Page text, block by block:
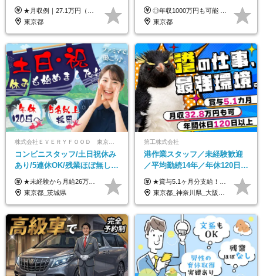
◆1勤務で2日分休み◆8割が座
り仕事◆賞与年2回
★月収例｜27.1万円（月給+残業代2.4万円+資格手当0.2万円+家族手当0.85万円） ★賞与年2回＆充実した手当あり！ ■月給23万6,500円～＋賞与年2回＋各種手当 ┗月給には職務手当19,500円、調整手当15,000円、住宅手当18,500円、契約社員手当1,500円を含みます ※試用期間4ヶ月(期間中の給与・待遇の差異はありません) ━━━━━━━━━━ 各種手当も充実！ ━━━━━━━━━━ ★家族手当 ★役付手当 ★資格手当 ★年末年始勤務手当 ★交通費支給（月5万円以内／6ヶ月分の定期代を支給） ★残業・深夜残業手当（全額支給） ━━━━━━━━━━ 給与支給日は毎月25日です ━━━━━━━━━━ 例：1月1日付入社の場合 1月25日に基本給+変動しない手当を支給 2月25日に前月分の残業手当など変動する手当を支給
東京都
支給)◆前職給与保証◆年収
1000万可◆オープニング
◎年収1000万円も可能 ◎複雑な条件やノルマは一切なし！ 頑張った分だけシンプルに還元される給与体系です。 経験者の方には「前職給与保証」をお約束します！ ■月給50万円～80万円（役職手当を含む） ★平均月収：60～70万円程度 ★「〇件以上で支給」といった複雑な条件やノルマの縛りは一切ありません。 お客様に寄り添い、利益が出た分はしっかりとあなたの給与へ還元します！ ※経験・能力を考慮のうえ決定します。 ※試用期間3ヶ月あり。その間の待遇・給与に差異はありません。 ※上記の金額は固定残業代（20時間/5万円～）含んだ金額です。 超過分は別途記載します。
東京都
株式会社ＥＶＥＲＹＦＯＯＤ 東京本社
コンビニスタッフ/土日祝休み
あり/5連休OK/残業ほぼ無し/
賞与年2回/トイレ掃除・夜勤
無し/面接1回
★未経験から月給26万円スタート！ ★毎年1回（12月）の昇給＋賞与（年2回）で給与にしっかり反映！ 月給26万円＋賞与年2回＋交通費全額支給 ※リーダー・店長昇格後は基本給2万円UP＋役職手当支給 ※経験・スキルを考慮の上、決定します ※上記金額には固定残業代（21時間分・3万7300円以上）を含みます。超過分は別途全額支給します ※試用期間3ヶ月間あり（期間中の給与・待遇に差異はありません）
東京都_茨城県
第工株式会社
港作業スタッフ／未経験歓迎
／平均勤続14年／年休120日以
上／食事手当・家族手当あり
／賞与5.1ヶ月分
★賞与5.1ヶ月分支給！ ★入社3年目・30代で年収730万円の先輩も活躍中！ ★入社1年目・20代で月収29万円の実績あり 月給：22.5万円～30.5万円＋各種手当＋賞与年2回＋残業代全額支給 ※経験・能力などを考慮のうえ決定します ※上記月給には食事手当(5000円／月）を含みます ※残業代は分単位で100％支給いたします ※試用期間3ヶ月。その間の給与・待遇に差異はありません 【月収例】 ◆33.5万円／31歳 入社7か月 ◆38.5万円／32歳 入社1年目 ◆48.4万円／44歳 入社12年目 ※経験・能力などを考慮のうえ決定 ※月収・給与例には休日手当も含みます 【手当詳細】 ◆交通費規定支給（上限3万5000円／月） ◆時間外手当全額支給 ◆休日出勤手当 ◆港湾住宅あり（1R・2万円台～） ◆資格取得支援制度：全額負担 ◆地域手当：関東地区1万円／月
東京都_神奈川県_大阪府_愛知県_兵庫県